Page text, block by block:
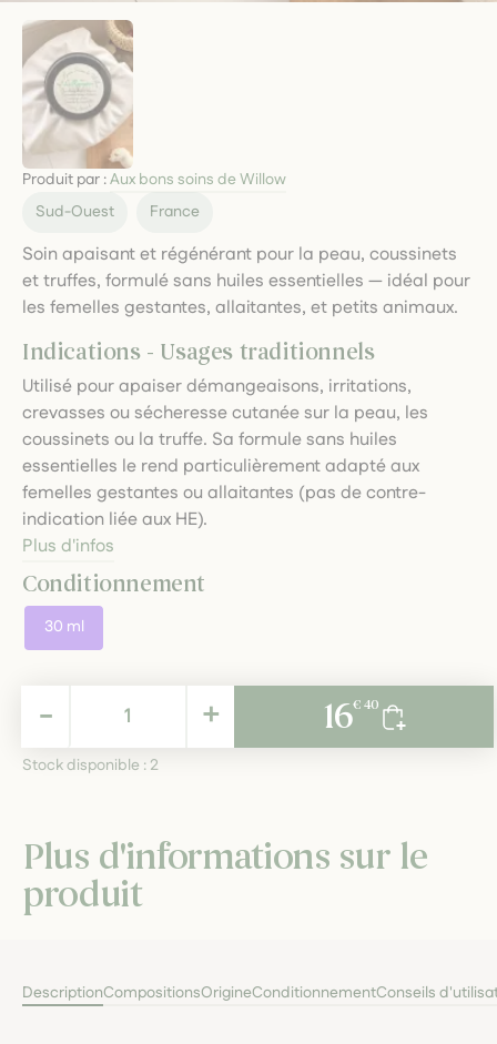
Produit par :Aux bons soins de Willow
Sud-Ouest
France
Soin apaisant et régénérant pour la peau, coussinets
et truffes, formulé sans huiles essentielles — idéal pour
les femelles gestantes, allaitantes, et petits animaux.
Indications - Usages traditionnels
Utilisé pour apaiser démangeaisons, irritations,
crevasses ou sécheresse cutanée sur la peau, les
coussinets ou la truffe. Sa formule sans huiles
essentielles le rend particulièrement adapté aux
femelles gestantes ou allaitantes (pas de contre-
indication liée aux HE).
Plus d'infos
Conditionnement
30 ml
16,40 € TTC+
- 16€ 40
Stock disponible : 2
Plus d'informations sur le
produit
DescriptionCompositionsOrigineConditionnementConseils